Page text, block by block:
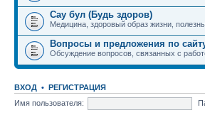
Сау бул (Будь здоров)
Медицина, здоровый образ жизни,
Вопросы и предложения по
Обсуждение вопросов, связанных с
ВХОД • РЕГИСТРАЦИЯ
Имя пользователя: